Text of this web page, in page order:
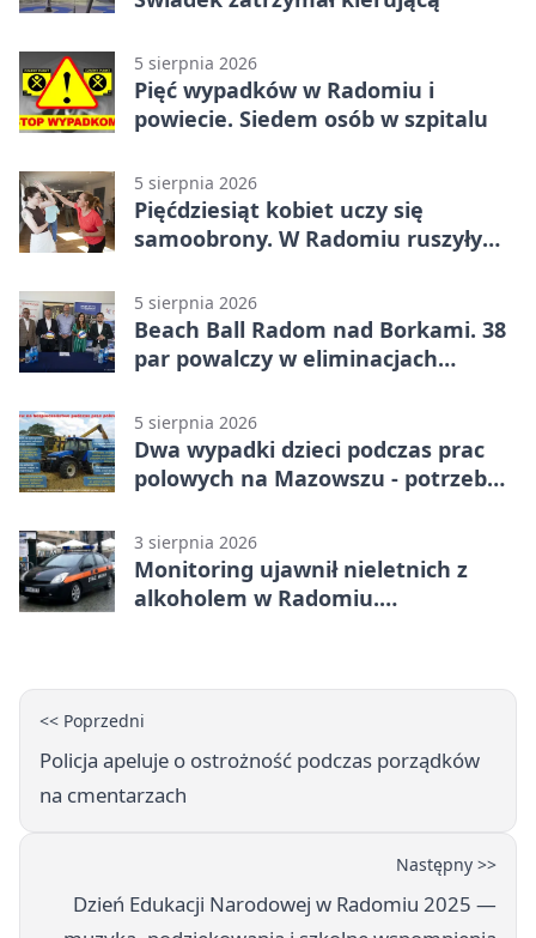
5 sierpnia 2026
Pięć wypadków w Radomiu i
powiecie. Siedem osób w szpitalu
5 sierpnia 2026
Pięćdziesiąt kobiet uczy się
samoobrony. W Radomiu ruszyły
5 sierpnia 2026
Beach Ball Radom nad Borkami. 38
par powalczy w eliminacjach
5 sierpnia 2026
Dwa wypadki dzieci podczas prac
polowych na Mazowszu - potrzebna
3 sierpnia 2026
Monitoring ujawnił nieletnich z
alkoholem w Radomiu.
<< Poprzedni
Policja apeluje o ostrożność podczas porządków
na cmentarzach
Następny >>
Dzień Edukacji Narodowej w Radomiu 2025 —